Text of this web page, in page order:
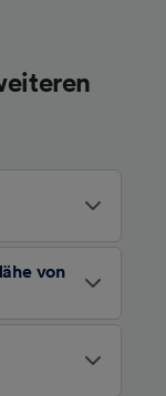
von
Messung
von